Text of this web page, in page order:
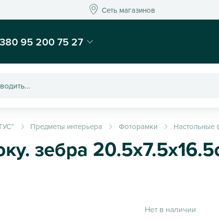
Сеть магазиновСеть магазинов
магазин подарков и декора - Kaktus
95 200 75 27
Предметы интерьера Фоторамки Настольные
зебра
Нет в наличии